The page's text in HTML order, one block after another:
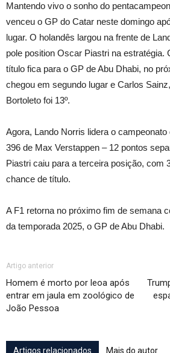
Mantendo vivo o sonho do
venceu o GP do Catar neste domingo
lugar. O holandês largou na frente de
pole position Oscar Piastri na estratégia.
título fica para o GP de Abu Dhabi, no
chegou em segundo lugar e Carlos
Bortoleto foi 13º.
Agora, Lando Norris lidera o
396 de Max Verstappen – 12 pontos
Piastri caiu para a terceira posição, com
chance de título.
A F1 retorna no próximo fim de semana
da temporada 2025, o GP de Abu Dhabi.
Artigo anterior
Homem é morto por leoa após
entrar em jaula em zoológico de
João Pessoa
Artigos relacionados Mais do autor